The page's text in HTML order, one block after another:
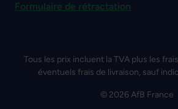
Formulaire de rétractation
Tous les prix incluent la TVA plus les frais
éventuels frais de livraison, sauf
© 2026 AfB France